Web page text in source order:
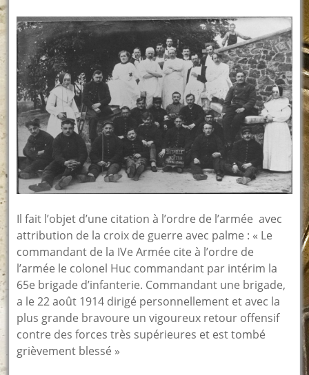
Il fait l’objet d’une citation à l’ordre de l’armée avec
attribution de la croix de guerre avec palme : « Le
commandant de la IVe Armée cite à l’ordre de
l’armée le colonel Huc commandant par intérim la
65e brigade d’infanterie. Commandant une brigade,
a le 22 août 1914 dirigé personnellement et avec la
plus grande bravoure un vigoureux retour offensif
contre des forces très supérieures et est tombé
grièvement blessé »